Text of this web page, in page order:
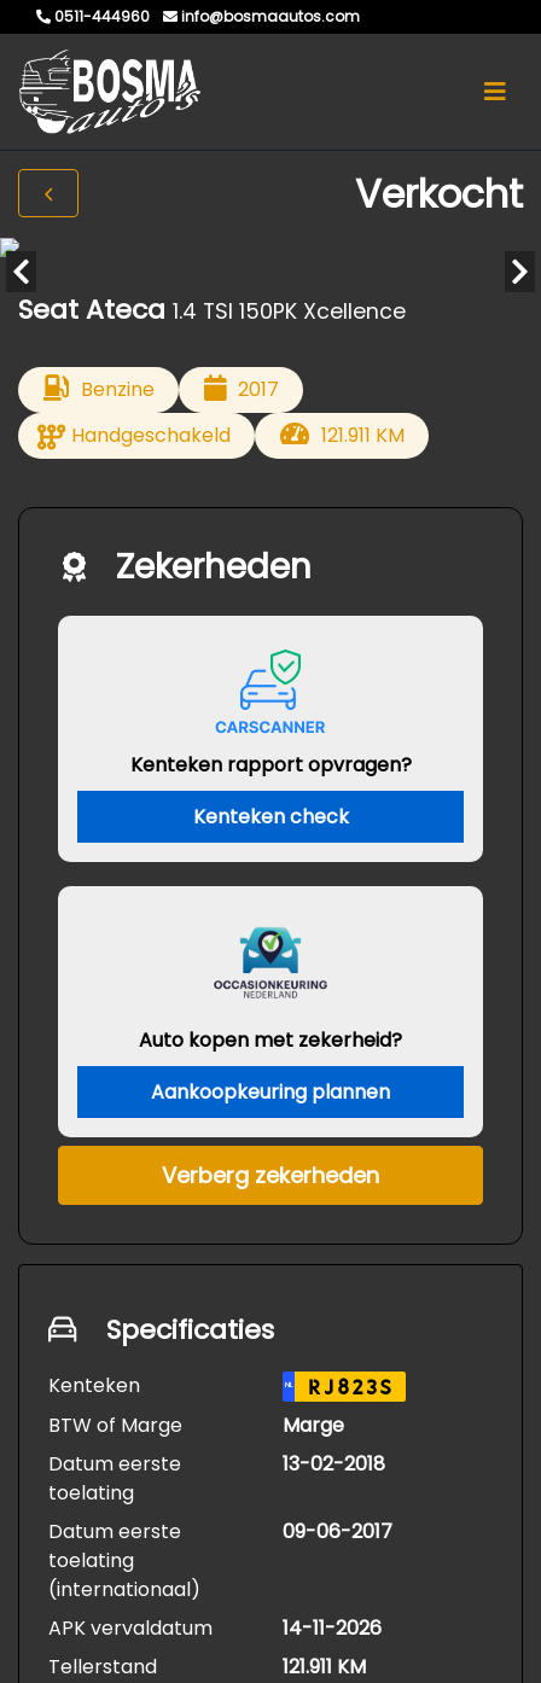
0511-444960 info@bosmaautos.com
Verkocht
Seat Ateca 1.4 TSI 150PK Xcellence
Benzine
2017
Handgeschakeld
121.911 KM
Zekerheden
Kenteken rapport opvragen?
Kenteken check
Auto kopen met zekerheid?
Aankoopkeuring plannen
Verberg zekerheden
Specificaties
Kenteken NL RJ823S
BTW of Marge
Marge
Datum eerste
toelating
13-02-2018
Datum eerste
toelating
(internationaal)
09-06-2017
APK vervaldatum
14-11-2026
Tellerstand
121.911 KM